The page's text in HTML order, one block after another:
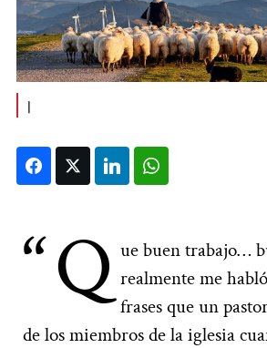
FacebookTwitter LinkedIn
“Que buen trabajo…
realmente me
frases que un
de los miembros de la iglesia